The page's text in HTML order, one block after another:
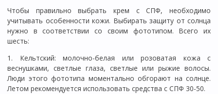
Чтобы правильно выбрать крем с СПФ, необходимо
учитывать особенности кожи. Выбирать защиту от солнца
нужно в соответствии со своим фототипом. Всего их
шесть:
1. Кельтский: молочно-белая или розоватая кожа с
веснушками, светлые глаза, светлые или рыжие волосы.
Люди этого фототипа моментально обгорают на солнце.
Летом рекомендуется использовать средства с СПФ 30-50.